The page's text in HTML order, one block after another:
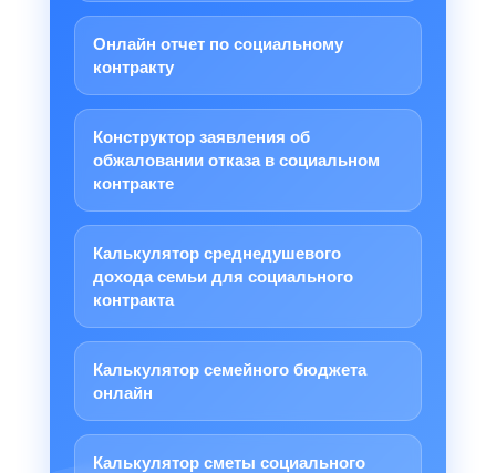
Онлайн отчет по социальному
контракту
Конструктор заявления об
обжаловании отказа в социальном
контракте
Калькулятор среднедушевого
дохода семьи для социального
контракта
Калькулятор семейного бюджета
онлайн
Калькулятор сметы социального